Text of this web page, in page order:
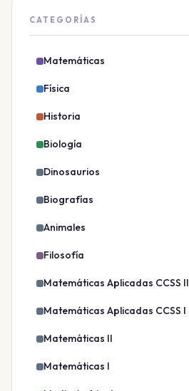
CATEGORÍAS
Matemáticas
Física
Historia
Biología
Dinosaurios
Biografías
Animales
Filosofía
Matemáticas Aplicadas CCSS II
Matemáticas Aplicadas CCSS I
Matemáticas II
Matemáticas I